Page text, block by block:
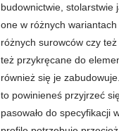
budownictwie, stolarstwie
one w różnych
różnych surowców czy
też przykręcane do
również się je
to powinieneś przyjrzeć
pasowało do specyfikacji